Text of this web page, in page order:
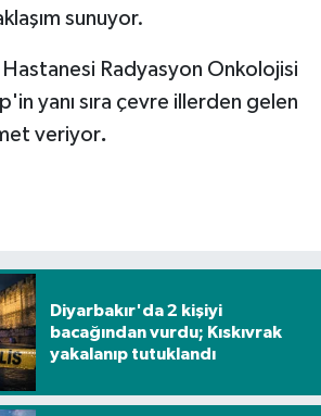
sunuyor.
Radyasyon Onkolojisi
yanı sıra çevre illerden gelen
veriyor.
Diyarbakır'da 2 kişiyi
bacağından vurdu; Kıskıvrak
yakalanıp tutuklandı